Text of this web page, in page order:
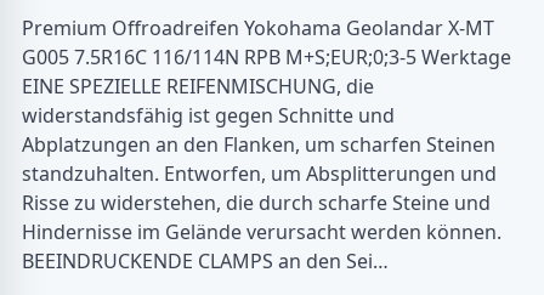
Premium Offroadreifen Yokohama Geolandar X-MT
G005 7.5R16C 116/114N RPB M+S;EUR;0;3-5 Werktage
EINE SPEZIELLE REIFENMISCHUNG, die
widerstandsfähig ist gegen Schnitte und
Abplatzungen an den Flanken, um scharfen Steinen
standzuhalten. Entworfen, um Absplitterungen und
Risse zu widerstehen, die durch scharfe Steine und
Hindernisse im Gelände verursacht werden können.
BEEINDRUCKENDE CLAMPS an den Sei…